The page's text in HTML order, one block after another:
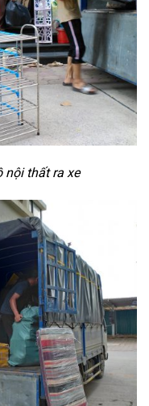
nội thất ra xe